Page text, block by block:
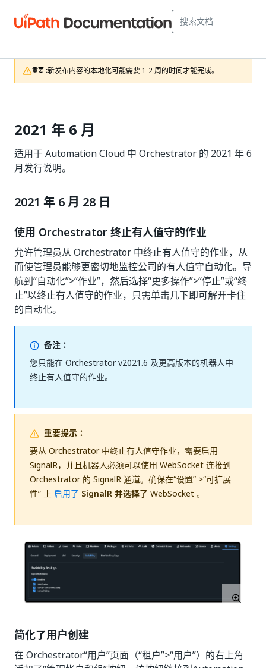
重要 :新发布内容的本地化可能需要 1-2 周的时间才能完成。
2021 年 6 月
适用于 Automation Cloud 中 Orchestrator 的 2021 年 6
月发行说明。
2021 年 6 月 28 日
使用 Orchestrator 终止有人值守的作业
允许管理员从 Orchestrator 中终止有人值守的作业，从
而使管理员能够更密切地监控公司的有人值守自动化。导
航到“自动化”>“作业”，然后选择“更多操作”>“停止”或“终
止”以终止有人值守的作业，只需单击几下即可解开卡住
的自动化。
备注：
您只能在 Orchestrator v2021.6 及更高版本的机器人中
终止有人值守的作业。
重要提示：
要从 Orchestrator 中终止有人值守作业，需要启用
SignalR，并且机器人必须可以使用 WebSocket 连接到
Orchestrator 的 SignalR 通道。确保在“设置” >“可扩展
性” 上 启用了 SignalR 并选择了 WebSocket 。
简化了用户创建
在 Orchestrator“用户”页面（“租户”>“用户”）的右上角